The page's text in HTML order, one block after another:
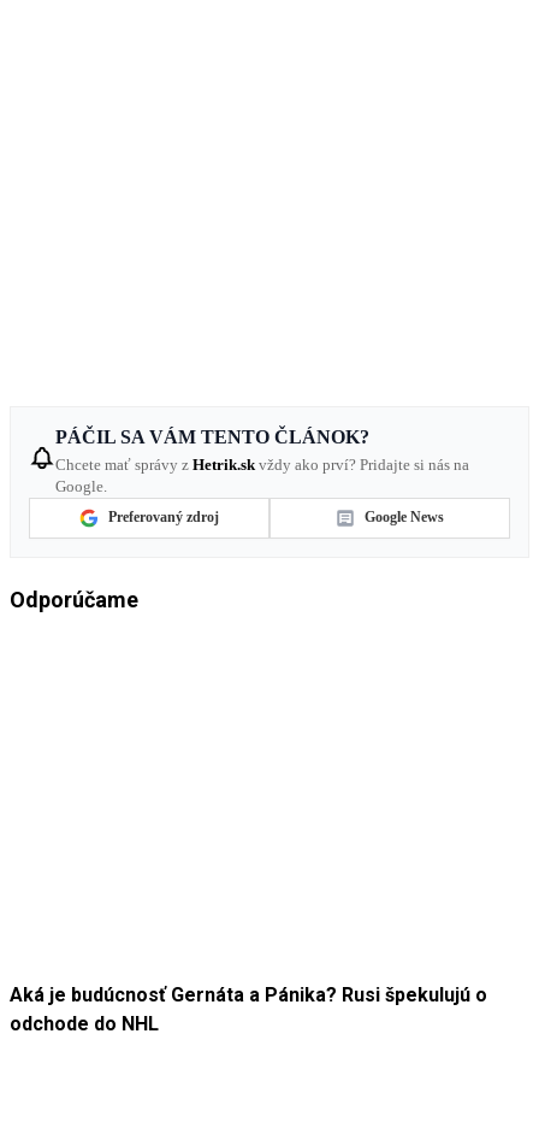
PÁČIL SA VÁM TENTO ČLÁNOK?
Chcete mať správy z Hetrik.sk vždy ako prví? Pridajte si nás na
Google.
Preferovaný zdroj Google News
Odporúčame
Aká je budúcnosť Gernáta a Pánika? Rusi špekulujú o
odchode do NHL